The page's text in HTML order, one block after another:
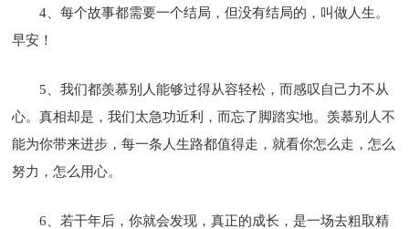
4、每个故事都需要一个结局，但没有结局的，叫做人生。
早安！
5、我们都羡慕别人能够过得从容轻松，而感叹自己力不从
心。真相却是，我们太急功近利，而忘了脚踏实地。羡慕别人不
能为你带来进步，每一条人生路都值得走，就看你怎么走，怎么
努力，怎么用心。
6、若干年后，你就会发现，真正的成长，是一场去粗取精